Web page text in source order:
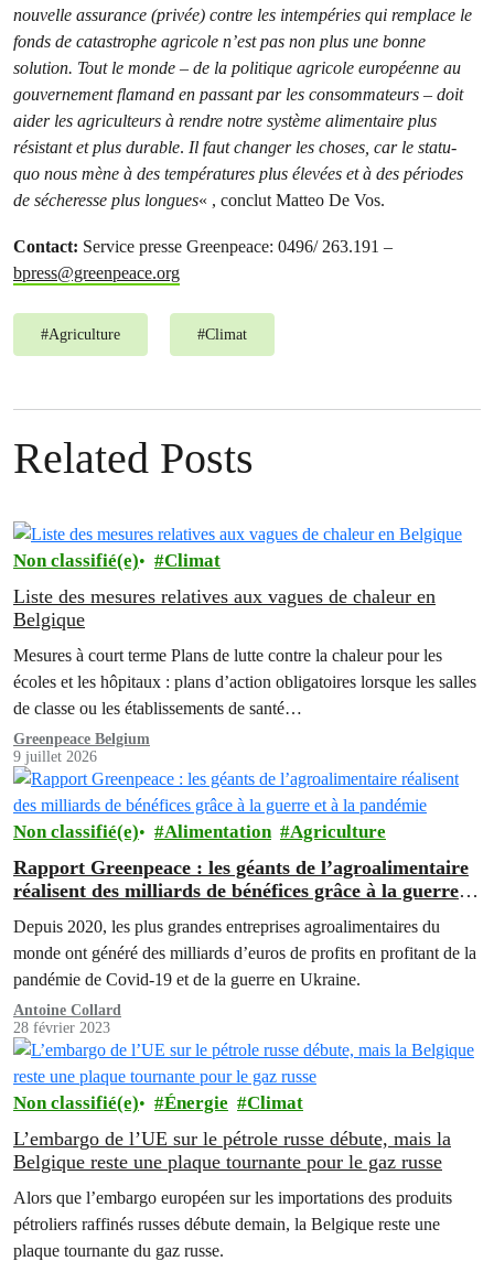
nouvelle assurance (privée) contre les intempéries qui remplace le
fonds de catastrophe agricole n’est pas non plus une bonne
solution. Tout le monde – de la politique agricole européenne au
gouvernement flamand en passant par les consommateurs – doit
aider les agriculteurs à rendre notre système alimentaire plus
résistant et plus durable. Il faut changer les choses, car le statu-
quo nous mène à des températures plus élevées et à des périodes
de sécheresse plus longues« , conclut Matteo De Vos.
Contact: Service presse Greenpeace: 0496/ 263.191 –
bpress@greenpeace.org
#Agriculture #Climat
Related Posts
Non classifié(e) Climat
Liste des mesures relatives aux vagues de chaleur en
Belgique
Mesures à court terme Plans de lutte contre la chaleur pour les
écoles et les hôpitaux : plans d’action obligatoires lorsque les salles
de classe ou les établissements de santé…
Greenpeace Belgium
9 juillet 2026
Non classifié(e) Alimentation Agriculture
Rapport Greenpeace : les géants de l’agroalimentaire
réalisent des milliards de bénéfices grâce à la guerre et
Depuis 2020, les plus grandes entreprises agroalimentaires du
monde ont généré des milliards d’euros de profits en profitant de la
pandémie de Covid-19 et de la guerre en Ukraine.
Antoine Collard
28 février 2023
Non classifié(e) Énergie Climat
L’embargo de l’UE sur le pétrole russe débute, mais la
Belgique reste une plaque tournante pour le gaz russe
Alors que l’embargo européen sur les importations des produits
pétroliers raffinés russes débute demain, la Belgique reste une
plaque tournante du gaz russe.